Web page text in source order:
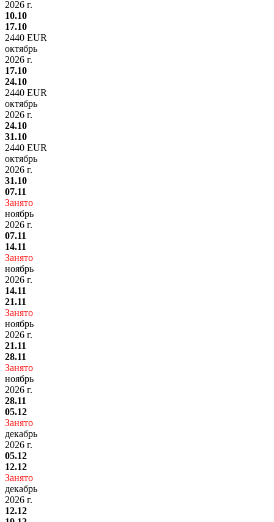
2026 г.
10.10
17.10
2440 EUR
октябрь
2026 г.
17.10
24.10
2440 EUR
октябрь
2026 г.
24.10
31.10
2440 EUR
октябрь
2026 г.
31.10
07.11
Занято
ноябрь
2026 г.
07.11
14.11
Занято
ноябрь
2026 г.
14.11
21.11
Занято
ноябрь
2026 г.
21.11
28.11
Занято
ноябрь
2026 г.
28.11
05.12
Занято
декабрь
2026 г.
05.12
12.12
Занято
декабрь
2026 г.
12.12